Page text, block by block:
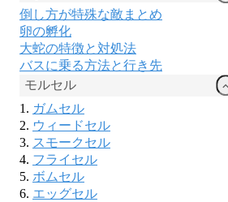
倒し方が特殊な敵まとめ
卵の孵化
大蛇の特徴と対処法
バスに乗る方法と行き先
モルセル
ガムセル
ウィードセル
スモークセル
フライセル
ボムセル
エッグセル